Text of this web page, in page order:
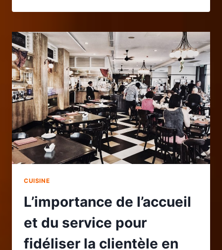
LÉGUMES
LA
MAISON
:
ÉTAPES,
ASTUCES
ET
RECETTES
FACILES
POUR
DÉBUTANTS
CUISINE
L’importance de l’accueil
et du service pour
fidéliser la clientèle en